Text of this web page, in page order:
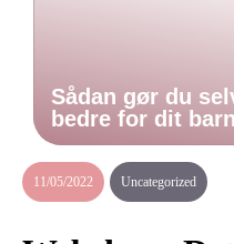
Sådan gør du
bedre for dit barn
11/05/2022 Uncategorized